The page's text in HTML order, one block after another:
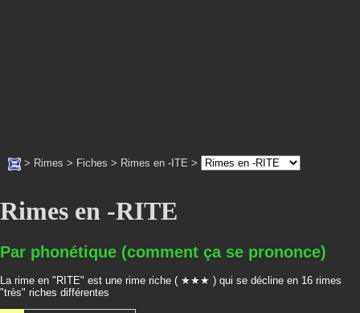
> Rimes > Fiches > Rimes en -ITE >
Rimes en -RITE
Par phonétique (comment ça se prononce)
La rime en "RITE" est une rime riche ( ★★★ ) qui se décline en 16 rimes
"très" riches différentes